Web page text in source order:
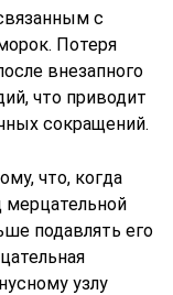
с
Потеря
внезапного
что приводит
сокращений.
что, когда
мерцательной
подавлять его
узлу